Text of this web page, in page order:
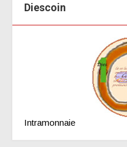
Diescoin
Intramonnaie